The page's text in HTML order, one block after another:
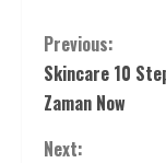
Continue
Reading
Previous:
Skincare 10
Zaman Now
Next: